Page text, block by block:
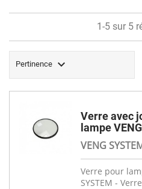
Pertinence 
1-5 sur 5
Verre avec
lampe
VENG
Verre pour
SYSTEM -